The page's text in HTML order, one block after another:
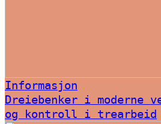
Informasjon
Dreiebenker i moderne
og kontroll i trearbeid